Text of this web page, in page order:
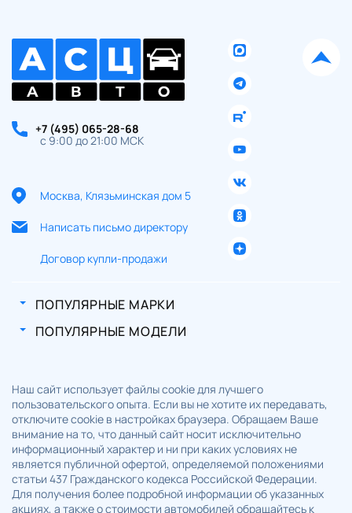
+7 (495) 065-28-68
с 9:00 до 21:00 МСК
Москва, Клязьминская дом 5
Написать письмо директору
Договор купли-продажи
ПОПУЛЯРНЫЕ МАРКИ
ПОПУЛЯРНЫЕ МОДЕЛИ
Наш сайт использует файлы cookie для лучшего
пользовательского опыта. Если вы не хотите их передавать,
отключите cookie в настройках браузера. Обращаем Ваше
внимание на то, что данный сайт носит исключительно
информационный характер и ни при каких условиях не
является публичной офертой, определяемой положениями
статьи 437 Гражданского кодекса Российской Федерации.
Для получения более подробной информации об указанных
акциях, а также о стоимости автомобилей обращайтесь к